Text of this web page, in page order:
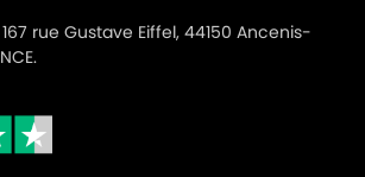
167 rue Gustave Eiffel, 44150 Ancenis-